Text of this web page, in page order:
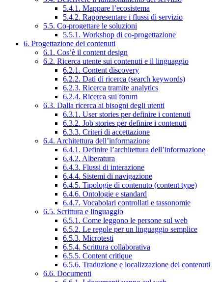
5.4.1. Mappare l’ecosistema
5.4.2. Rappresentare i flussi di servizio
5.5. Co-progettare le soluzioni
5.5.1. Workshop di co-progettazione
6. Progettazione dei contenuti
6.1. Cos’è il content design
6.2. Ricerca utente sui contenuti e il linguaggio
6.2.1. Content discovery
6.2.2. Dati di ricerca (search keywords)
6.2.3. Ricerca tramite analytics
6.2.4. Ricerca sui forum
6.3. Dalla ricerca ai bisogni degli utenti
6.3.1. User stories per definire i contenuti
6.3.2. Job stories per definire i contenuti
6.3.3. Criteri di accettazione
6.4. Architettura dell’informazione
6.4.1. Definire l’architettura dell’informazione
6.4.2. Alberatura
6.4.3. Flussi di interazione
6.4.4. Sistemi di navigazione
6.4.5. Tipologie di contenuto (content type)
6.4.6. Ontologie e standard
6.4.7. Vocabolari controllati e tassonomie
6.5. Scrittura e linguaggio
6.5.1. Come leggono le persone sul web
6.5.2. Le regole per un linguaggio semplice
6.5.3. Microtesti
6.5.4. Scrittura collaborativa
6.5.5. Content critique
6.5.6. Traduzione e localizzazione dei contenuti
6.6. Documenti